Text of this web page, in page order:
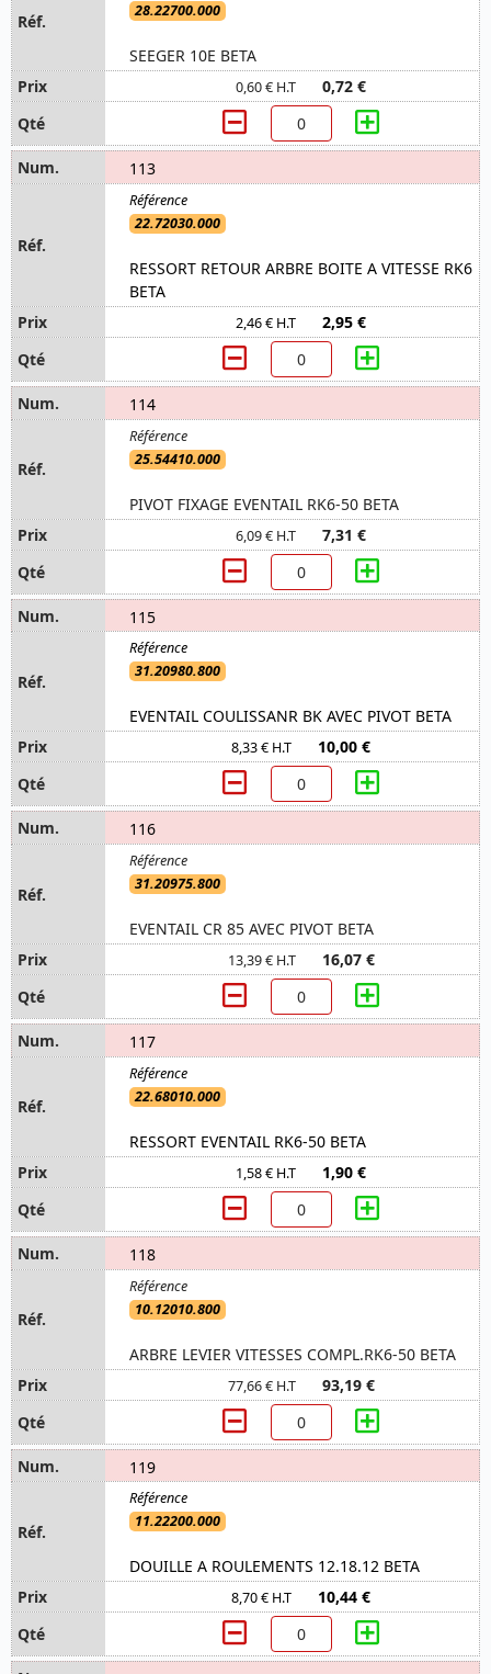
28.22700.000
SEEGER 10E BETA
0,60 € H.T 0,72 €
113
22.72030.000
RESSORT RETOUR ARBRE BOITE A VITESSE RK6
BETA
2,46 € H.T 2,95 €
114
25.54410.000
PIVOT FIXAGE EVENTAIL RK6-50 BETA
6,09 € H.T 7,31 €
115
31.20980.800
EVENTAIL COULISSANR BK AVEC PIVOT BETA
8,33 € H.T 10,00 €
116
31.20975.800
EVENTAIL CR 85 AVEC PIVOT BETA
13,39 € H.T 16,07 €
117
22.68010.000
RESSORT EVENTAIL RK6-50 BETA
1,58 € H.T 1,90 €
118
10.12010.800
ARBRE LEVIER VITESSES COMPL.RK6-50 BETA
77,66 € H.T 93,19 €
119
11.22200.000
DOUILLE A ROULEMENTS 12.18.12 BETA
8,70 € H.T 10,44 €